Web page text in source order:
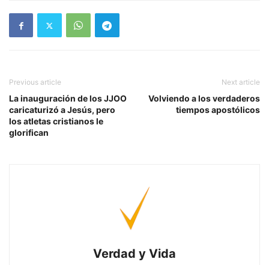
Previous article
La inauguración de los JJOO
caricaturizó a Jesús, pero
los atletas cristianos le
glorifican
Next article
Volviendo a los verdaderos
tiempos apostólicos
Verdad y Vida